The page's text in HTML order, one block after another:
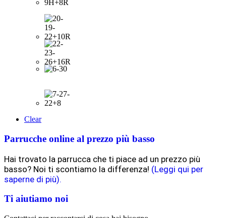
Clear
Parrucche online al prezzo più basso
Hai trovato la parrucca che ti piace ad un prezzo più
basso? Noi ti scontiamo la differenza! (Leggi qui per
saperne di più).
Ti aiutiamo noi